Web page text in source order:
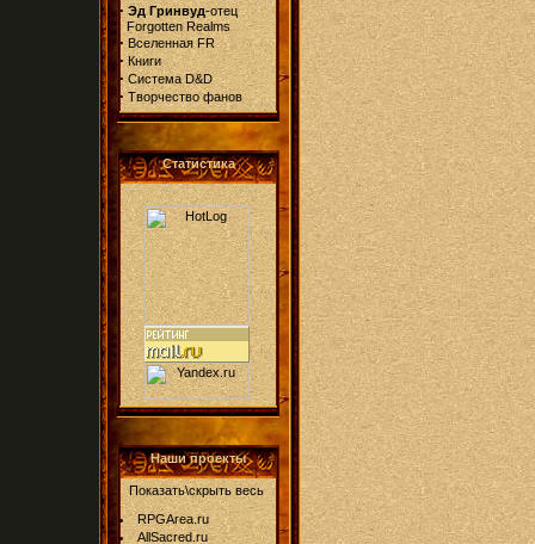
· Эд Гринвуд-отец
Forgotten Realms
· Вселенная FR
· Книги
· Система D&D
· Творчество фанов
Статистика
Наши проекты
Показать\скрыть весь
RPGArea.ru
AllSacred.ru